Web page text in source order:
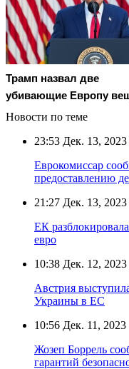
Трамп назвал две
убивающие Европу
Новости по теме
23:53 Дек. 13, 2023
Еврокомиссар
предоставлению
21:27 Дек. 13, 2023
ЕК
евро
10:38 Дек. 12, 2023
Австрия
Украины в ЕС
10:56 Дек. 11, 2023
Жозеп Боррель
гарантий